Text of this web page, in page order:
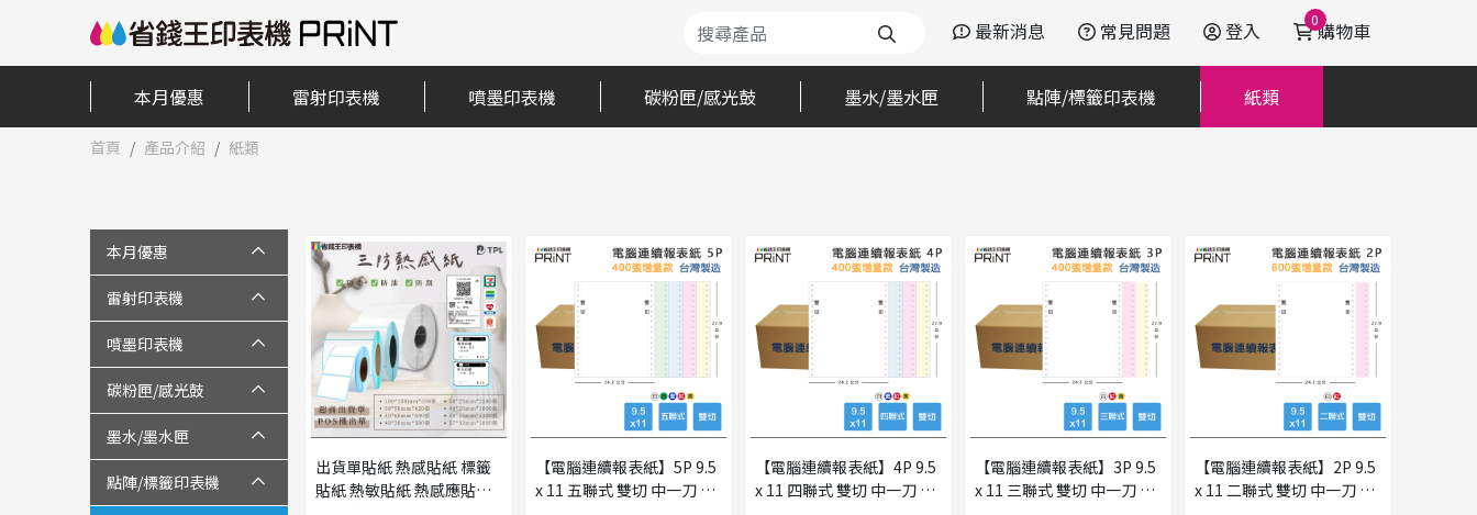
最新消息 常見問題 登入 0購物車
本月優惠 雷射印表機 噴墨印表機 碳粉匣/感光鼓 墨水/墨水匣 點陣/標籤印表機 紙類
首頁 產品介紹 紙類
本月優惠
雷射印表機
噴墨印表機
碳粉匣/感光鼓
墨水/墨水匣
點陣/標籤印表機
出貨單貼紙 熱感貼紙 標籤
貼紙 熱敏貼紙 熱感應貼紙
【電腦連續報表紙】5P 9.5
x 11 五聯式 雙切 中一刀 台
【電腦連續報表紙】4P 9.5
x 11 四聯式 雙切 中一刀 台
【電腦連續報表紙】3P 9.5
x 11 三聯式 雙切 中一刀 台
【電腦連續報表紙】2P 9.5
x 11 二聯式 雙切 中一刀 台